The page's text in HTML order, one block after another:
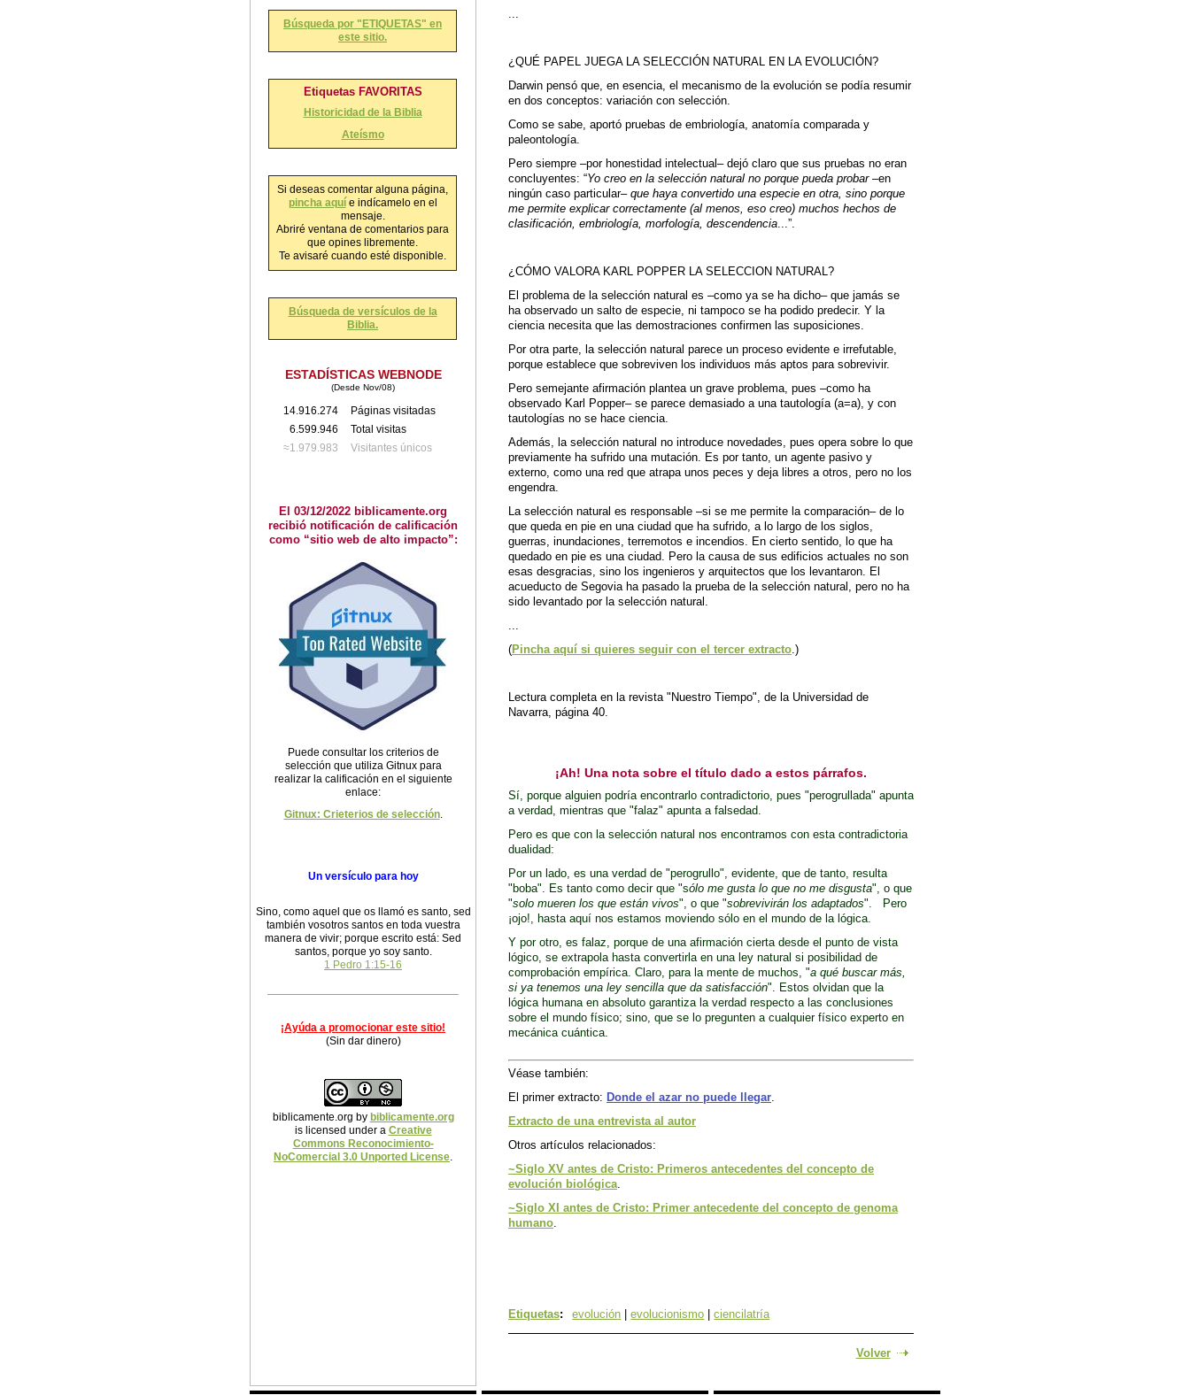
¿QUÉ PAPEL JUEGA LA SELECCIÓN NATURAL EN LA EVOLUCIÓN?
Darwin pensó que, en esencia, el mecanismo de la evolución se podía resumir
en dos conceptos: variación con selección.
Como se sabe, aportó pruebas de embriología, anatomía comparada y
paleontología.
Pero siempre –por honestidad intelectual– dejó claro que sus pruebas no eran
concluyentes: “Yo creo en la selección natural no porque pueda probar –en
ningún caso particular– que haya convertido una especie en otra, sino porque
me permite explicar correctamente (al menos, eso creo) muchos hechos de
clasificación, embriología, morfología, descendencia ...”.
¿CÓMO VALORA KARL POPPER LA SELECCION NATURAL?
El problema de la selección natural es –como ya se ha dicho– que jamás se
ha observado un salto de especie, ni tampoco se ha podido predecir. Y la
ciencia necesita que las demostraciones confirmen las suposiciones.
Por otra parte, la selección natural parece un proceso evidente e irrefutable,
porque establece que sobreviven los individuos más aptos para sobrevivir.
Pero semejante afirmación plantea un grave problema, pues –como ha
observado Karl Popper– se parece demasiado a una tautología (a=a), y con
tautologías no se hace ciencia.
Además, la selección natural no introduce novedades, pues opera sobre lo que
previamente ha sufrido una mutación. Es por tanto, un agente pasivo y
externo, como una red que atrapa unos peces y deja libres a otros, pero no los
engendra.
La selección natural es responsable –si se me permite la comparación– de lo
que queda en pie en una ciudad que ha sufrido, a lo largo de los siglos,
guerras, inundaciones, terremotos e incendios. En cierto sentido, lo que ha
quedado en pie es una ciudad. Pero la causa de sus edificios actuales no son
esas desgracias, sino los ingenieros y arquitectos que los levantaron. El
acueducto de Segovia ha pasado la prueba de la selección natural, pero no ha
sido levantado por la selección natural.
(Pincha aquí si quieres seguir con el tercer extracto .)
Lectura completa en la revista "Nuestro Tiempo", de la Universidad de
Navarra, página 40.
¡Ah! Una nota sobre el título dado a estos párrafos.
Sí, porque alguien podría encontrarlo contradictorio, pues "perogrullada" apunta
a verdad, mientras que "falaz" apunta a falsedad.
Pero es que con la selección natural nos encontramos con esta contradictoria
dualidad:
Por un lado, es una verdad de "perogrullo", evidente, que de tanto, resulta
"boba". Es tanto como decir que "sólo me gusta lo que no me disgusta", o que
"solo mueren los que están vivos", o que "sobrevivirán los adaptados".
Pero
¡ojo!, hasta aquí nos estamos moviendo sólo en el mundo de la lógica.
Y por otro, es falaz, porque de una afirmación cierta desde el punto de vista
lógico, se extrapola hasta convertirla en una ley natural si posibilidad de
comprobación empírica. Claro, para la mente de muchos, "a qué buscar más,
si ya tenemos una ley sencilla que da satisfacción". Estos olvidan que la
lógica humana en absoluto garantiza la verdad respecto a las conclusiones
sobre el mundo físico; sino, que se lo pregunten a cualquier físico experto en
mecánica cuántica.
Véase también:
El primer extracto: Donde el azar no puede llegar.
Extracto de una entrevista al autor
Otros artículos relacionados:
~Siglo XV antes de Cristo: Primeros antecedentes del concepto de
evolución biológica.
~Siglo XI antes de Cristo: Primer antecedente del concepto de genoma
humano.
Etiquetas: evolución evolucionismo ciencilatría
Volver
Búsqueda por "ETIQUETAS" en
este sitio.
Etiquetas FAVORITAS
Historicidad de la Biblia
Ateísmo
Si deseas comentar alguna página,
pincha aquíe indícamelo en el
mensaje.
Abriré ventana de comentarios para
que opines libremente.
Te avisaré cuando esté disponible.
Búsqueda de versículos de la
Biblia.
ESTADÍSTICAS WEBNODE
(Desde Nov/08)
14.916.274
Páginas visitadas
6.599.946
Total visitas
≈1.979.983
Visitantes únicos
El 03/12/2022 biblicamente.org
recibió notificación de calificación
como “sitio web de alto impacto”:
Puede consultar los criterios de
selección que utiliza Gitnux para
realizar la calificación en el siguiente
enlace:
Gitnux: Crieterios de selección.
Un versículo para hoy
Sino, como aquel que os llamó es santo, sed
también vosotros santos en toda vuestra
manera de vivir; porque escrito está: Sed
santos, porque yo soy santo.
1 Pedro 1:15-16
¡Ayúda a promocionar este sitio!
(Sin dar dinero)
biblicamente.org by biblicamente.org
is licensed under a Creative
Commons Reconocimiento-
NoComercial 3.0 Unported License